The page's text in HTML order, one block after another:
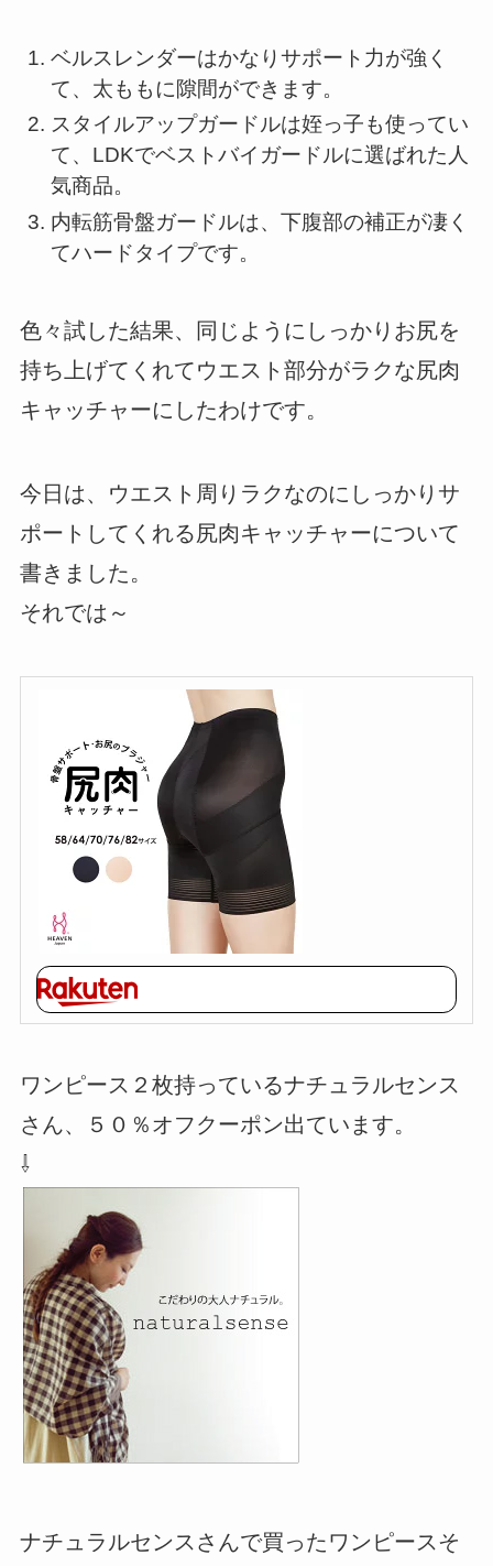
ベルスレンダーはかなりサポート力が強く
て、太ももに隙間ができます。
スタイルアップガードルは姪っ子も使ってい
て、LDKでベストバイガードルに選ばれた人
気商品。
内転筋骨盤ガードルは、下腹部の補正が凄く
てハードタイプです。
色々試した結果、同じようにしっかりお尻を
持ち上げてくれてウエスト部分がラクな尻肉
キャッチャーにしたわけです。
今日は、ウエスト周りラクなのにしっかりサ
ポートしてくれる尻肉キャッチャーについて
書きました。
それでは～
ワンピース２枚持っているナチュラルセンス
さん、５０％オフクーポン出ています。
⇩
ナチュラルセンスさんで買ったワンピースそ